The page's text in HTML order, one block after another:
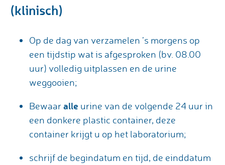
(klinisch)
Op de dag van verzamelen ’s morgens op
een tijdstip wat is afgesproken (bv. 08.00
uur) volledig uitplassen en de urine
weggooien;
Bewaar alle urine van de volgende 24 uur in
een donkere plastic container, deze
container krijgt u op het laboratorium;
schrijf de begindatum en tijd, de einddatum